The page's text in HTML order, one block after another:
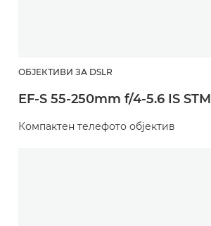
ОБЈЕКТИВИ ЗА DSLR
EF-S 55-250mm f/4-5.6 IS STM
Компактен телефото објектив